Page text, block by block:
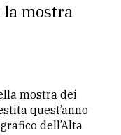
la mostra
mostra dei
quest’anno
dell’Alta